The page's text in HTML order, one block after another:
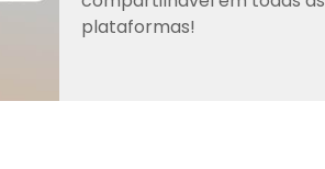
plataformas!